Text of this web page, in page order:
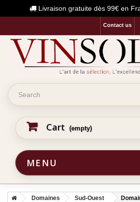
Livraison gratuite dès 99€ en
Contact us
Cart (empty)
MENU
Domaines Sud-Ouest